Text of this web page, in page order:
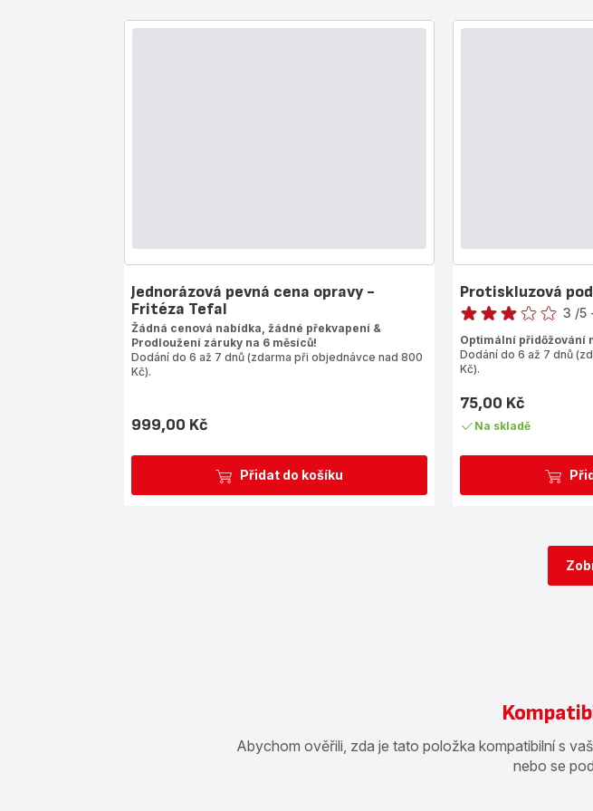
Přidat do košíku
Jednorázová pevná cena opravy -
Fritéza Tefal
Žádná cenová nabídka, žádné překvapení &
Prodloužení záruky na 6 měsíců!
Dodání do 6 až 7 dnů (zdarma při objednávce nad 800
Kč).
Cena
999,00 Kč
Protiskluzová
Hodnocení
3 hvězdičky
(průměr)
3 /5
Optimální přidőžování
Dodání do 6 až 7 dnů
Kč).
Cena
75,00 Kč
Na skladě
Abychom ověřili, zda je tato položka kompatibilní s
nebo se